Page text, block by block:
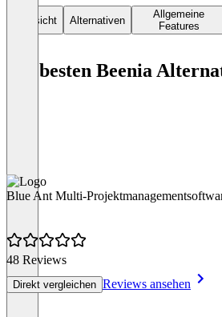
Übersicht Alternativen
Allgemeine
Features
Die besten Beenia
Blue Ant Multi-
48 Reviews
Direkt vergleichen Reviews ansehen